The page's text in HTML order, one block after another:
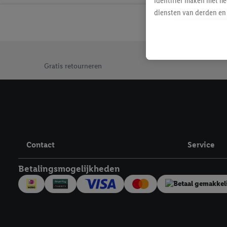
Jouw voordelen bij ons als Lidl webshop klant
Gratis retourneren
Contact Service
Betalingsmogelijkheden
diensten van derden
Als je hiervoor
eerder interesse hebt
maar het niet te
mailadres en met
Onder "Aanpassen"
Door te klikken op
technieken worden
inclusief over de
trekken, vind je in onze
over de cookies die